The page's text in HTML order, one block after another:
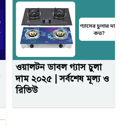
ওয়ালটন ডাবল গ্যাস চুলা
দাম ২০২৫ | সর্বশেষ মূল্য ও
রিভিউ